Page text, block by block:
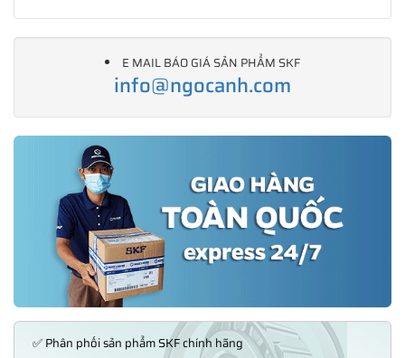
E MAIL BÁO GIÁ SẢN PHẨM SKF
info@ngocanh.com
✅ Phân phối sản phẩm SKF chính hãng